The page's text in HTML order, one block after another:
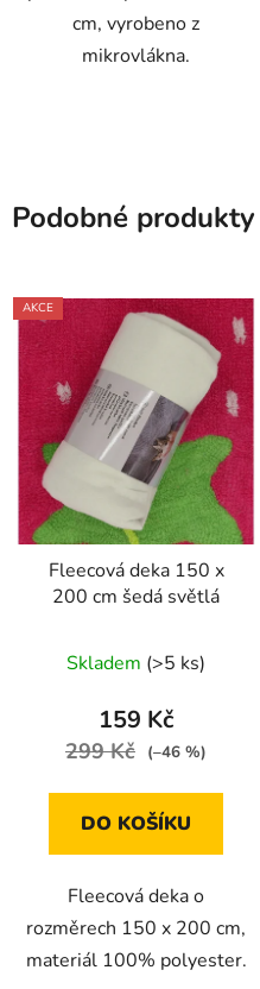
cm, vyrobeno z
mikrovlákna.
Podobné produkty
AKCE
Fleecová deka 150 x
200 cm šedá světlá
Skladem (>5 ks)
159 Kč
299 Kč (–46 %)
DO KOŠÍKU
Fleecová deka o
rozměrech 150 x 200 cm,
materiál 100% polyester.